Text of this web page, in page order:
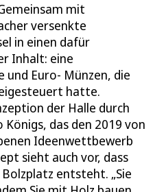
mit
versenkte
in einen dafür
Inhalt: eine
und Euro- Münzen, die
hatte.
der Halle durch
das den 2019 von
Ideenwettbewerb
sieht auch vor, dass
entsteht. „Sie